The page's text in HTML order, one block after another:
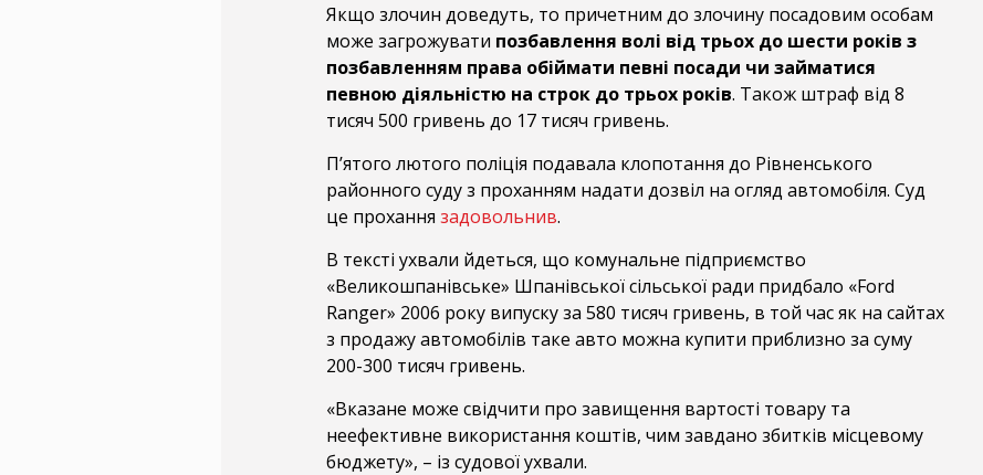
Якщо злочин доведуть, то причетним до злочину посадовим особам
може загрожувати позбавлення волі від трьох до шести років з
позбавленням права обіймати певні посади чи займатися
певною діяльністю на строк до трьох років. Також штраф від 8
тисяч 500 гривень до 17 тисяч гривень.
П’ятого лютого поліція подавала клопотання до Рівненського
районного суду з проханням надати дозвіл на огляд автомобіля. Суд
це прохання задовольнив.
В тексті ухвали йдеться, що комунальне підприємство
«Великошпанівське» Шпанівської сільської ради придбало «Ford
Ranger» 2006 року випуску за 580 тисяч гривень, в той час як на сайтах
з продажу автомобілів таке авто можна купити приблизно за суму
200-300 тисяч гривень.
«Вказане може свідчити про завищення вартості товару та
неефективне використання коштів, чим завдано збитків місцевому
бюджету», – із судової ухвали.